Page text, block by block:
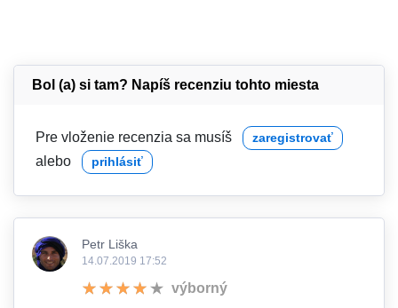
Bol (a) si tam? Napíš recenziu tohto miesta
Pre vloženie recenzia sa musíš zaregistrovať
alebo prihlásiť
Petr Liška
14.07.2019 17:52
výborný